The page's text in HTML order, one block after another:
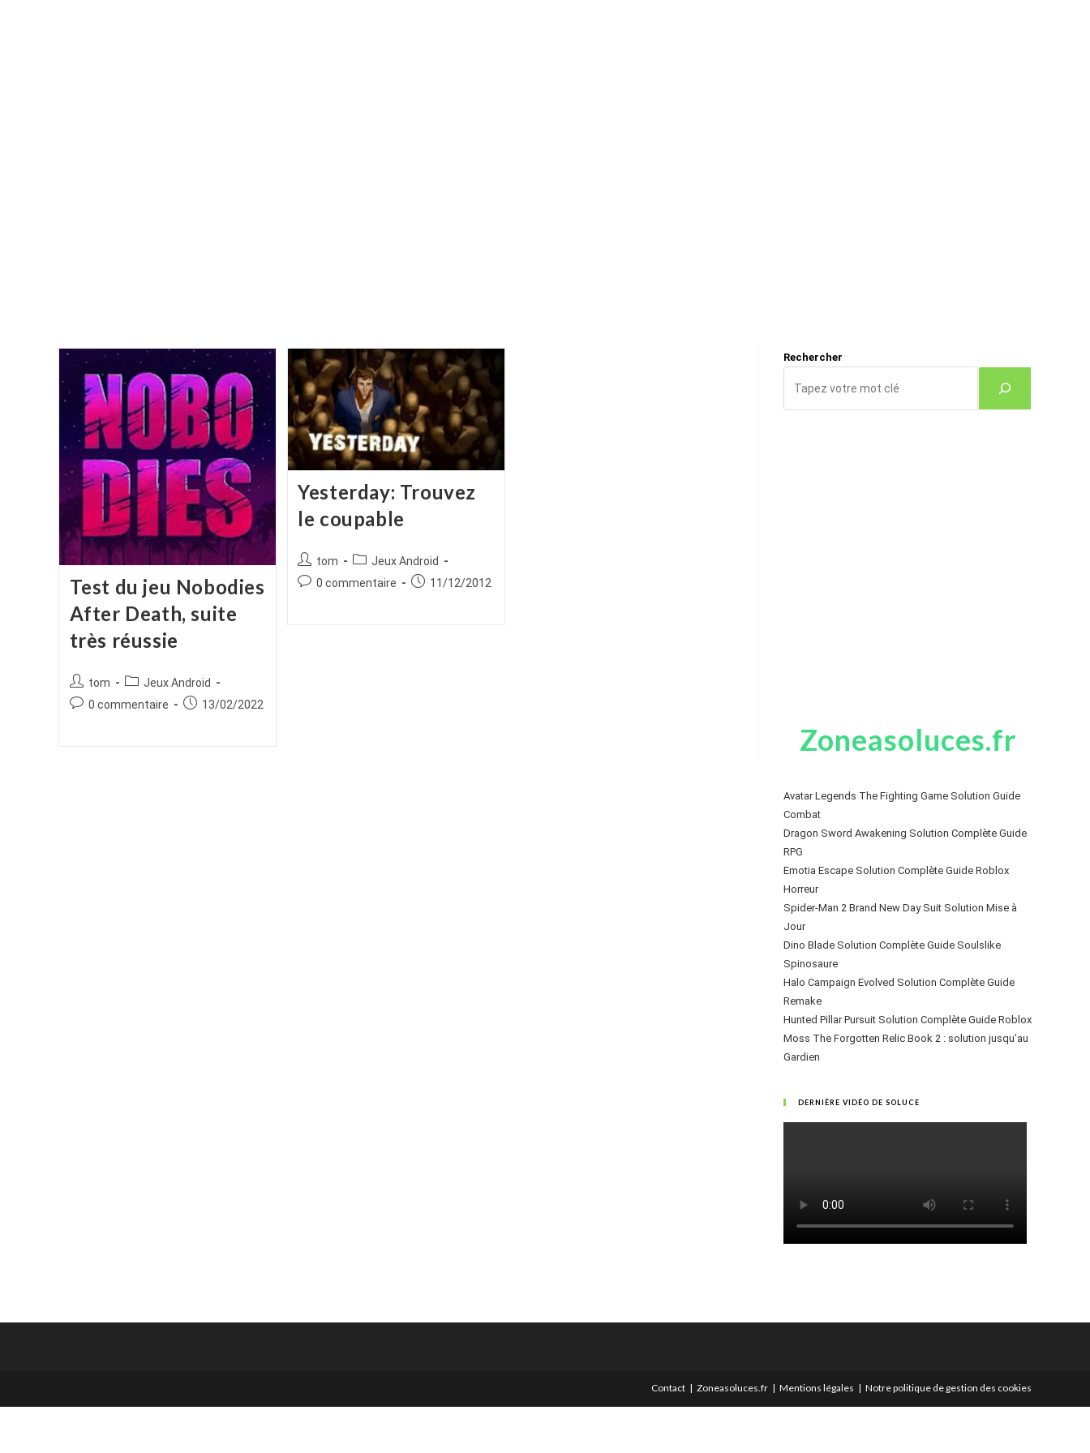
Test du jeu Nobodies
After Death, suite
très réussie
Auteur/autrice
de
tom
Post
category:
Jeux Android
Commentaires
0 commentaire
Publication
13/02/2022
Yesterday: Trouvez
le coupable
Auteur/autrice
de
tom
Post
category:
Jeux Android
Commentaires
0 commentaire
Publication
11/12/2012
Rechercher
Zoneasoluces.fr
Avatar Legends The Fighting Game Solution Guide
Combat
Dragon Sword Awakening Solution Complète Guide
RPG
Emotia Escape Solution Complète Guide Roblox
Horreur
Spider-Man 2 Brand New Day Suit Solution Mise à
Jour
Dino Blade Solution Complète Guide Soulslike
Spinosaure
Halo Campaign Evolved Solution Complète Guide
Remake
Hunted Pillar Pursuit Solution Complète Guide Roblox
Moss The Forgotten Relic Book 2 : solution jusqu’au
Gardien
DERNIÈRE VIDÉO DE SOLUCE
Contact Zoneasoluces.fr Mentions légales Notre politique de gestion des cookies